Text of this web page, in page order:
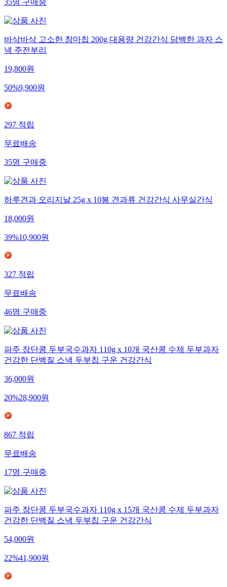
35명구매중
바삭바삭 고소한 참마칩 200g 대용량 건강간식 담백한 과자 스
낵 주전부리
19,800원
50%9,900원
297적립
무료배송
35명구매중
하루견과 오리지날 25g x 10봉 견과류 건강간식 사무실간식
18,000원
39%10,900원
327적립
무료배송
46명구매중
파주 장단콩 두부국수과자 110g x 10개 국산콩 수제 두부과자
건강한 단백질 스낵 두부칩 구운 건강간식
36,000원
20%28,900원
867적립
무료배송
17명구매중
파주 장단콩 두부국수과자 110g x 15개 국산콩 수제 두부과자
건강한 단백질 스낵 두부칩 구운 건강간식
54,000원
22%41,900원